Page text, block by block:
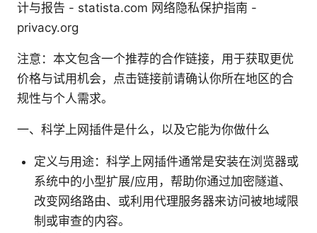
计与报告 - statista.com 网络隐私保护指南 -
privacy.org
注意：本文包含一个推荐的合作链接，用于获取更优
价格与试用机会，点击链接前请确认你所在地区的合
规性与个人需求。
一、科学上网插件是什么，以及它能为你做什么
定义与用途：科学上网插件通常是安装在浏览器或
系统中的小型扩展/应用，帮助你通过加密隧道、
改变网络路由、或利用代理服务器来访问被地域限
制或审查的内容。